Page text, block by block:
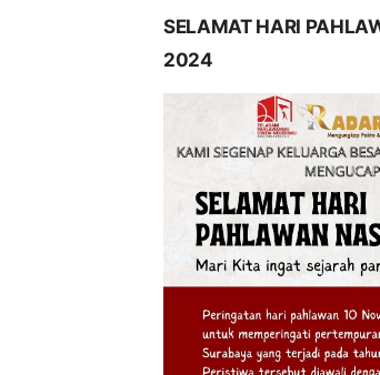
SELAMAT HARI
2024